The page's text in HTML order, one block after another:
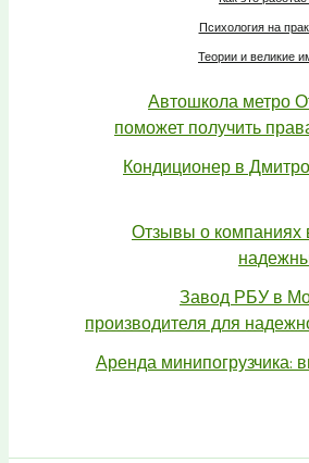
Психология на
Теории и великие
Автошкола метро
поможет получить
Кондиционер в
Отзывы о компаниях
Завод РБУ в
производителя для
Аренда минипогрузчика: